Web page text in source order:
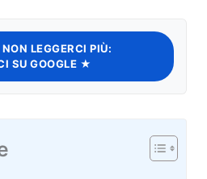
LEGGERCI PIÙ:
SU GOOGLE ★